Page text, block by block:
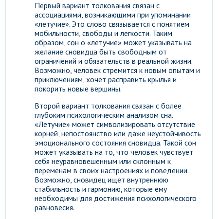
Первый вариант толкования связан с
ассоциациями, возникающими при упоминании
«летучие». Это слово связывается с понятием
мобильности, свободы и легкости. Таким
образом, сон о «летучие» может указывать на
желание сновидца быть свободным от
ограничений и обязательств в реальной жизни.
Возможно, человек стремится к новым опытам и
приключениям, хочет расправить крылья и
покорить новые вершины.
Второй вариант толкования связан с более
глубоким психологическим анализом сна.
«Летучие» может символизировать отсутствие
корней, непостоянство или даже неустойчивость
эмоционального состояния сновидца. Такой сон
может указывать на то, что человек чувствует
себя неуравновешенным или склонным к
переменам в своих настроениях и поведении.
Возможно, сновидец ищет внутреннюю
стабильность и гармонию, которые ему
необходимы для достижения психологического
равновесия.